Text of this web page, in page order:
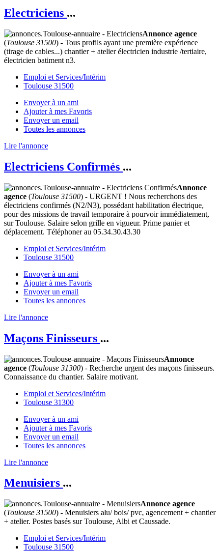
Electriciens ...
Annonce agence
(Toulouse 31500) - Tous profils ayant une première expérience
(tirage de cables...) chantier + atelier électricien industrie /tertiaire,
électricien batiment n3.
Emploi et Services/Intérim
Toulouse 31500
Envoyer à un ami
Ajouter à mes Favoris
Envoyer un email
Toutes les annonces
Lire l'annonce
Electriciens Confirmés ...
Annonce
agence (Toulouse 31500) - URGENT ! Nous recherchons des
électriciens confirmés (N2/N3), possédant habilitation électrique,
pour des missions de travail temporaire à pourvoir immédiatement,
sur Toulouse. Salaire selon grille en vigueur. Prime panier et
déplacement. Téléphoner au 05.34.30.43.30
Emploi et Services/Intérim
Toulouse 31500
Envoyer à un ami
Ajouter à mes Favoris
Envoyer un email
Toutes les annonces
Lire l'annonce
Maçons Finisseurs ...
Annonce
agence (Toulouse 31300) - Recherche urgent des maçons finisseurs.
Connaissance du chantier. Salaire motivant.
Emploi et Services/Intérim
Toulouse 31300
Envoyer à un ami
Ajouter à mes Favoris
Envoyer un email
Toutes les annonces
Lire l'annonce
Menuisiers ...
Annonce agence
(Toulouse 31500) - Menuisiers alu/ bois/ pvc, agencement + chantier
+ atelier. Postes basés sur Toulouse, Albi et Caussade.
Emploi et Services/Intérim
Toulouse 31500